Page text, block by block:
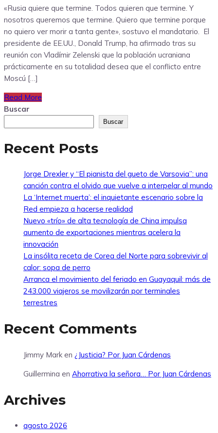
«Rusia quiere que termine. Todos quieren que termine. Y
nosotros queremos que termine. Quiero que termine porque
no quiero ver morir a tanta gente», sostuvo el mandatario. El
presidente de EE.UU., Donald Trump, ha afirmado tras su
reunión con Vladímir Zelenski que la población ucraniana
prácticamente en su totalidad desea que el conflicto entre
Moscú […]
Read More
Buscar
Buscar
Recent Posts
Jorge Drexler y “El pianista del gueto de Varsovia”: una
canción contra el olvido que vuelve a interpelar al mundo
La ‘Internet muerta’: el inquietante escenario sobre la
Red empieza a hacerse realidad
Nuevo «trío» de alta tecnología de China impulsa
aumento de exportaciones mientras acelera la
innovación
La insólita receta de Corea del Norte para sobrevivir al
calor: sopa de perro
Arranca el movimiento del feriado en Guayaquil: más de
243.000 viajeros se movilizarán por terminales
terrestres
Recent Comments
Jimmy Mark en ¿Justicia? Por Juan Cárdenas
Guillermina en Ahorrativa la señora… Por Juan Cárdenas
Archives
agosto 2026